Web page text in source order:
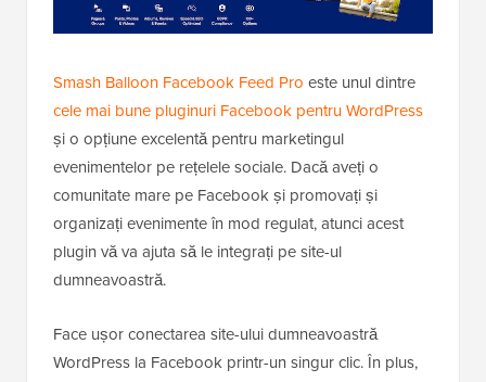
Smash Balloon Facebook Feed Pro este unul dintre
cele mai bune pluginuri Facebook pentru WordPress
și o opțiune excelentă pentru marketingul
evenimentelor pe rețelele sociale. Dacă aveți o
comunitate mare pe Facebook și promovați și
organizați evenimente în mod regulat, atunci acest
plugin vă va ajuta să le integrați pe site-ul
dumneavoastră.
Face ușor conectarea site-ului dumneavoastră
WordPress la Facebook printr-un singur clic. În plus,